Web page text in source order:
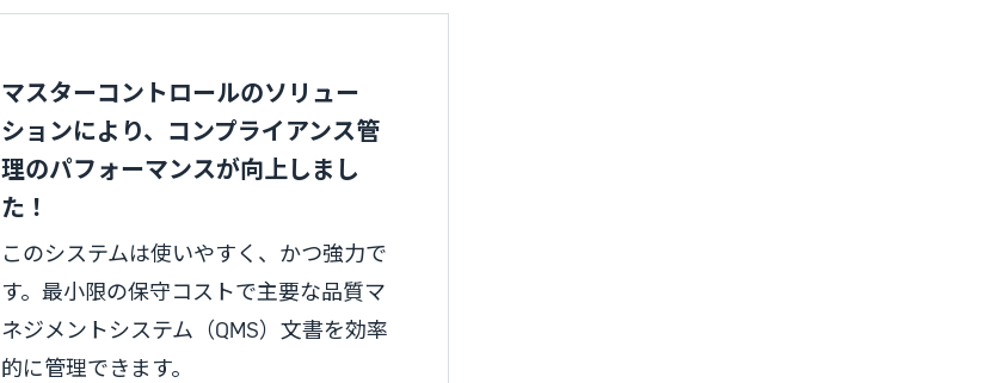
マスターコントロールのソリュー
ションにより、コンプライアンス管
理のパフォーマンスが向上しまし
た！
このシステムは使いやすく、かつ強力で
す。最小限の保守コストで主要な品質マ
ネジメントシステム（QMS）文書を効率
的に管理できます。